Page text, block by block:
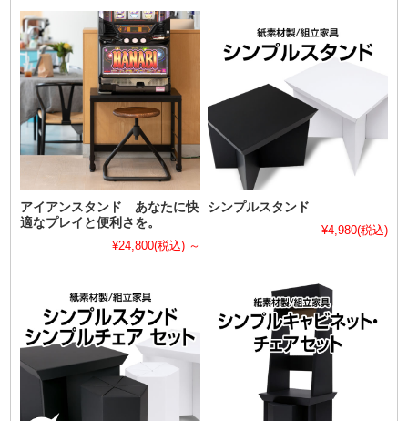
アイアンスタンド あなたに快
適なプレイと便利さを。
¥24,800(税込) ～
シンプルスタンド
¥4,980(税込)